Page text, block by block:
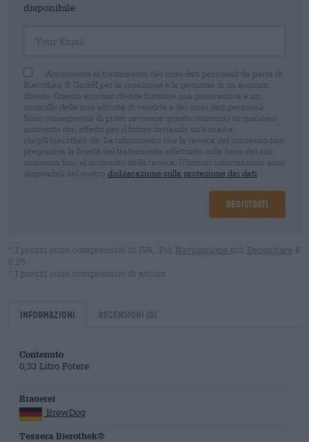
disponibile.
Acconsento al trattamento dei miei dati personali da parte di
Bierothek ® GmbH per la creazione e la gestione di un account
cliente. Questo account cliente fornisce una panoramica e un
controllo delle mie attività di vendita e dei miei dati personali.
Sono consapevole di poter revocare questo consenso in qualsiasi
momento con effetto per il futuro inviando un'e-mail a
shop@bierothek.de. La informiamo che la revoca del consenso non
pregiudica la liceità del trattamento effettuato sulla base del suo
consenso fino al momento della revoca. Ulteriori informazioni sono
disponibili nel nostro dichiarazione sulla protezione dei dati
Registrati
* I prezzi sono comprensivi di IVA. Più Navigazione più Depositare €
0,25
* I prezzi sono comprensivi di accisa
Informazioni Recensioni (0)
Contenuto
0,33 Litro Potere
Brauerei
BrewDog
Tessera Bierothek®